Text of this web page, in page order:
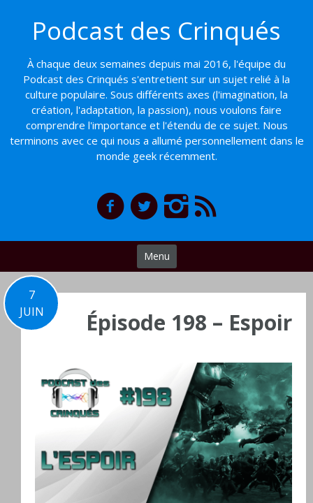
contenu
Podcast des Crinqués
À chaque deux semaines depuis mai 2016, l'équipe du
Podcast des Crinqués s'entretient sur un sujet relié à la
culture populaire. Sous différents axes (l'imagination, la
création, l'adaptation, la passion), nous voulons faire
comprendre l'importance et l'étendu de ce sujet. Nous
terminons avec ce qui nous a allumé personnellement dans le
monde geek récemment.
Menu
7
JUIN
Épisode 198 – Espoir